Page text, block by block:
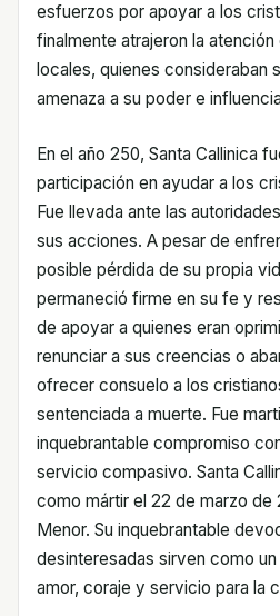
esfuerzos por apoyar a los
finalmente atrajeron la
locales, quienes consideraban
amenaza a su poder e
En el año 250, Santa Callinica
participación en ayudar a los
Fue llevada ante las
sus acciones. A pesar de
posible pérdida de su propia
permaneció firme en su fe y
de apoyar a quienes eran
renunciar a sus creencias o
ofrecer consuelo a los
sentenciada a muerte. Fue
inquebrantable compromiso
servicio compasivo. Santa
como mártir el 22 de marzo de
Menor. Su inquebrantable
desinteresadas sirven como
amor, coraje y servicio para la